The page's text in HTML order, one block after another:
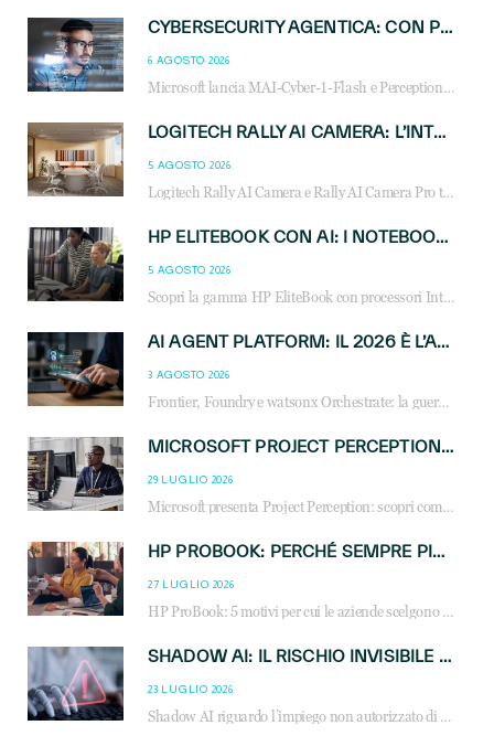
CYBERSECURITY AGENTICA: CON PERCEPTION E MAI-CYBER-1-FLASH MICROSOFT APRE NUOVI SERVIZI PER IL CANALE
6 AGOSTO 2026
Microsoft lancia MAI-Cyber-1-Flash e Perception: cybersecurity agentica in preview dal 3 novembre. Cosa cambia per MSP, system integrator e reseller.
LOGITECH RALLY AI CAMERA: L’INTELLIGENZA ARTIFICIALE ENTRA NELLE SALE RIUNIONI DI NUOVA GENERAZIONE
5 AGOSTO 2026
Logitech Rally AI Camera e Rally AI Camera Pro trasformano gli spazi di collaborazione con AI, inquadratura intelligente, multi-camera e gestione avanzata dei meeting ibridi.
HP ELITEBOOK CON AI: I NOTEBOOK BUSINESS INTELLIGENTI CHE TRASFORMANO PRODUTTIVITÀ, SICUREZZA E LAVORO IBRIDO
5 AGOSTO 2026
Scopri la gamma HP EliteBook con processori Intel® Core™ Ultra e AMD Ryzen™ AI. Notebook business progettati per aumentare la produttività, migliorare la collaborazione e garantire sicurezza avanzata in ufficio e in mobilità.
AI AGENT PLATFORM: IL 2026 È L’ANNO DEL «SISTEMA OPERATIVO» PER GLI AGENTI AZIENDALI
3 AGOSTO 2026
Frontier, Foundry e watsonx Orchestrate: la guerra delle piattaforme AI agent ridisegna il mercato IT. Cosa cambia per reseller, MSP e system integrator.
MICROSOFT PROJECT PERCEPTION: COME GLI AGENTI AI CAMBIERANNO SOC, CYBERSECURITY E SERVIZI MSP
29 LUGLIO 2026
Microsoft presenta Project Perception: scopri come gli agenti AI possono trasformare cybersecurity, SOC e servizi gestiti degli MSP.
HP PROBOOK: PERCHÉ SEMPRE PIÙ AZIENDE SCELGONO NOTEBOOK PROGETTATI PER IL LAVORO MODERNO
27 LUGLIO 2026
HP ProBook: 5 motivi per cui le aziende scelgono i notebook business HP per migliorare produttività, sicurezza e gestione dell’AI.
SHADOW AI: IL RISCHIO INVISIBILE CHE LE AZIENDE POSSONO GOVERNARE
23 LUGLIO 2026
Shadow AI riguardo l’impiego non autorizzato di sistemi AI all’interno dell’azienda. E’ una pratica che si diffonde a partire dai dipendenti fino ai dirigenti e mette a repentaglio la cybersecurity, con costi più elevati per le organizzazioni. Due recenti report illustrano il fenomeno e forniscono dati in merito